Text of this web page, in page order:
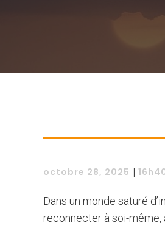
octobre 28, 2025 |
Dans un monde saturé
reconnecter à soi-même,